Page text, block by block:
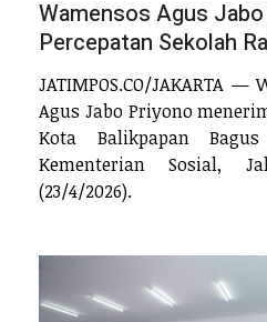
Wamensos Agus
Percepatan Sekolah
JATIMPOS.CO/JAKARTA
Agus Jabo Priyono
Kota Balikpapan
Kementerian Sosial,
(23/4/2026).